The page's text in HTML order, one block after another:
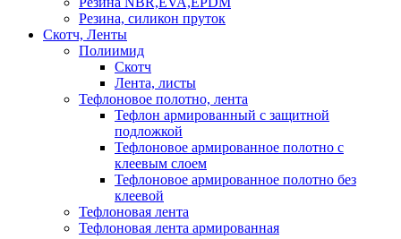
Резина, силикон пруток
Скотч, Ленты
Полиимид
Скотч
Лента, листы
Тефлоновое полотно, лента
Тефлон армированный с защитной
подложкой
Тефлоновое армированное полотно с
клеевым слоем
Тефлоновое армированное полотно без
клеевой
Тефлоновая лента
Тефлоновая лента армированная